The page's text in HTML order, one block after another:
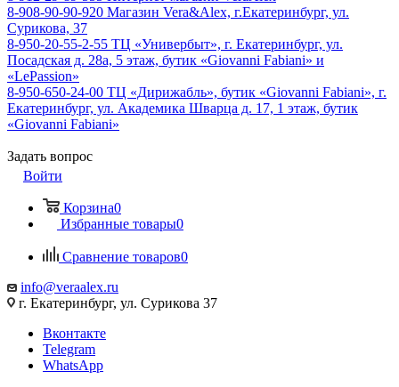
8-908-90-90-920 Магазин Vera&Alex, г.Екатеринбург, ул.
Сурикова, 37
8-950-20-55-2-55 ТЦ «Универбыт», г. Екатеринбург, ул.
Посадская д. 28а, 5 этаж, бутик «Giovanni Fabiani» и
«LePassion»
8-950-650-24-00 ТЦ «Дирижабль», бутик «Giovanni Fabiani», г.
Екатеринбург, ул. Академика Шварца д. 17, 1 этаж, бутик
«Giovanni Fabiani»
Задать вопрос
Войти
Корзина0
Избранные товары0
Сравнение товаров0
info@veraalex.ru
г. Екатеринбург, ул. Сурикова 37
Вконтакте
Telegram
WhatsApp